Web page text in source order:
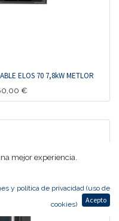
ELOS 70 7,8kW METLOR
€
mejor experiencia.
y política de privacidad (uso de
cookies)
Acepto